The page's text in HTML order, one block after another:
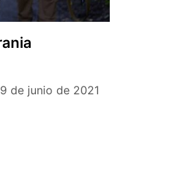
de junio de 2021